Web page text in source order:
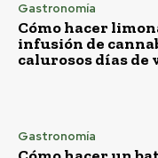
Gastronomía
Cómo hacer
infusión de
calurosos días de
Gastronomía